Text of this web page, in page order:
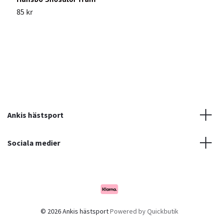
85 kr
Ankis hästsport
Sociala medier
© 2026 Ankis hästsportPowered by Quickbutik